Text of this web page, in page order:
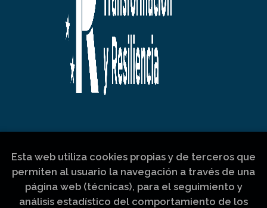
Esta web utiliza cookies propias y de terceros que
permiten al usuario la navegación a través de una
página web (técnicas), para el seguimiento y
análisis estadístico del comportamiento de los